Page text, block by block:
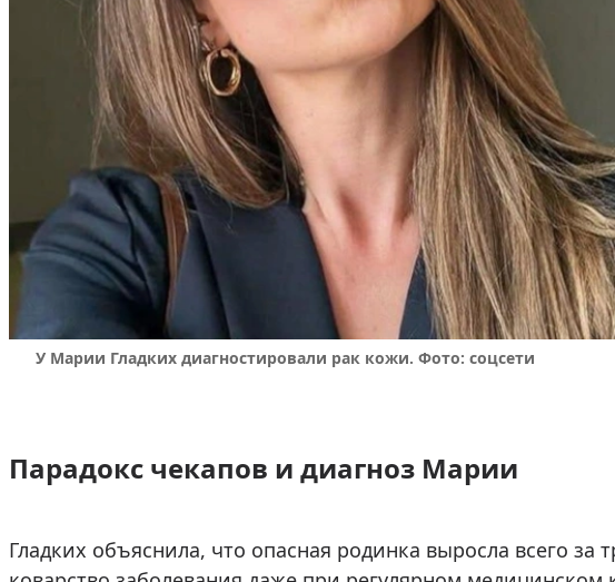
У Марии Гладких диагностировали рак кожи. Фото: соцсети
Парадокс чекапов и диагноз Марии
Гладких объяснила, что опасная родинка выросла всего за